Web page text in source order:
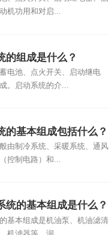
机功用和对启...
的组成是什么？
电池、点火开关、启动继电
。启动系统的介...
的基本组成包括什么？
由制冷系统、采暖系统、通风
控制电路）和...
统的基本组成是什么？
基本组成是机油泵、机油滤清